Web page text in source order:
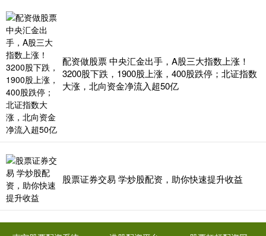
配资做股票 中央汇金出手，A股三大指数上涨！
3200股下跌，1900股上涨，400股跌停；北证指数
大涨，北向资金净流入超50亿
股票证券交易 学炒股配资，助你快速提升收益